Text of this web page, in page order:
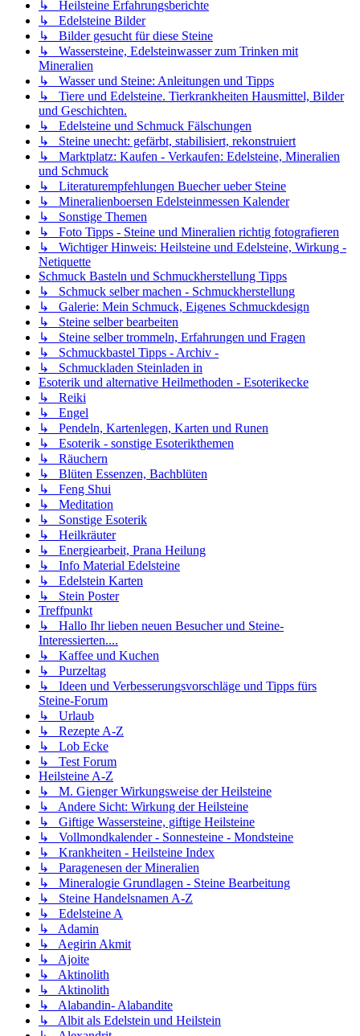
↳ Heilsteine Erfahrungsberichte
↳ Edelsteine Bilder
↳ Bilder gesucht für diese Steine
↳ Wassersteine, Edelsteinwasser zum Trinken mit
Mineralien
↳ Wasser und Steine: Anleitungen und Tipps
↳ Tiere und Edelsteine. Tierkrankheiten Hausmittel, Bilder
und Geschichten.
↳ Edelsteine und Schmuck Fälschungen
↳ Steine unecht: gefärbt, stabilisiert, rekonstruiert
↳ Marktplatz: Kaufen - Verkaufen: Edelsteine, Mineralien
und Schmuck
↳ Literaturempfehlungen Buecher ueber Steine
↳ Mineralienboersen Edelsteinmessen Kalender
↳ Sonstige Themen
↳ Foto Tipps - Steine und Mineralien richtig fotografieren
↳ Wichtiger Hinweis: Heilsteine und Edelsteine, Wirkung -
Netiquette
Schmuck Basteln und Schmuckherstellung Tipps
↳ Schmuck selber machen - Schmuckherstellung
↳ Galerie: Mein Schmuck, Eigenes Schmuckdesign
↳ Steine selber bearbeiten
↳ Steine selber trommeln, Erfahrungen und Fragen
↳ Schmuckbastel Tipps - Archiv -
↳ Schmuckladen Steinladen in
Esoterik und alternative Heilmethoden - Esoterikecke
↳ Reiki
↳ Engel
↳ Pendeln, Kartenlegen, Karten und Runen
↳ Esoterik - sonstige Esoterikthemen
↳ Räuchern
↳ Blüten Essenzen, Bachblüten
↳ Feng Shui
↳ Meditation
↳ Sonstige Esoterik
↳ Heilkräuter
↳ Energiearbeit, Prana Heilung
↳ Info Material Edelsteine
↳ Edelstein Karten
↳ Stein Poster
Treffpunkt
↳ Hallo Ihr lieben neuen Besucher und Steine-
Interessierten....
↳ Kaffee und Kuchen
↳ Purzeltag
↳ Ideen und Verbesserungsvorschläge und Tipps fürs
Steine-Forum
↳ Urlaub
↳ Rezepte A-Z
↳ Lob Ecke
↳ Test Forum
Heilsteine A-Z
↳ M. Gienger Wirkungsweise der Heilsteine
↳ Andere Sicht: Wirkung der Heilsteine
↳ Giftige Wassersteine, giftige Heilsteine
↳ Vollmondkalender - Sonnesteine - Mondsteine
↳ Krankheiten - Heilsteine Index
↳ Paragenesen der Mineralien
↳ Mineralogie Grundlagen - Steine Bearbeitung
↳ Steine Handelsnamen A-Z
↳ Edelsteine A
↳ Adamin
↳ Aegirin Akmit
↳ Ajoite
↳ Aktinolith
↳ Aktinolith
↳ Alabandin- Alabandite
↳ Albit als Edelstein und Heilstein